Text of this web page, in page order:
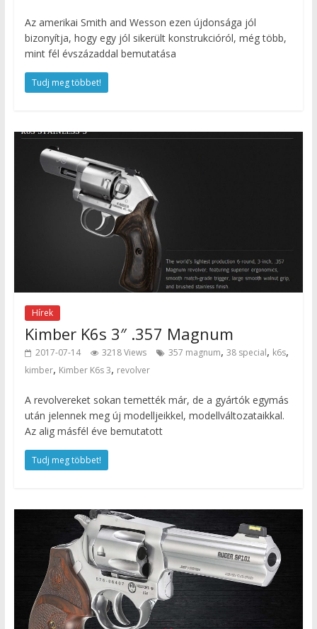
Az amerikai Smith and Wesson ezen újdonsága jól
bizonyítja, hogy egy jól sikerült konstrukcióról, még több,
mint fél évszázaddal bemutatása
Tudj meg többet!
Hírek
Kimber K6s 3″ .357 Magnum
2017-07-14 3218 Views 357 magnum, 38 special, k6s,
kimber, Kimber K6s 3, revolver
A revolvereket sokan temették már, de a gyártók egymás
után jelennek meg új modelljeikkel, modellváltozataikkal.
Az alig másfél éve bemutatott
Tudj meg többet!